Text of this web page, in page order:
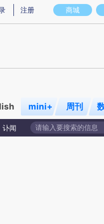
实意图存在偏差。不代表财新观点
商城
注册
mini+ 周刊
讣闻